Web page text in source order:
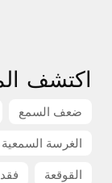
اكتشف
ضعف السمع
الغرسة السمعية
القوقعة